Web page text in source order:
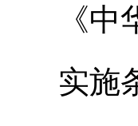
《
实施